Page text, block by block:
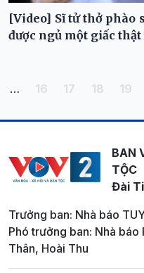
[Video] Sĩ tử thở phào
được ngủ một giấc
Pagination
… Trang
16 Trang
17 Trang
18 19
BAN
TỘC
Đài
Trưởng ban: Nhà báo
Phó trưởng ban: Nhà báo
Thân, Hoài Thu